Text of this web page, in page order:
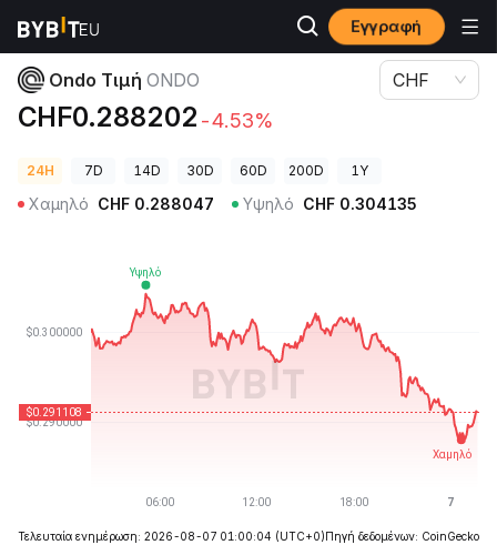
Εγγραφή
Τιμές Κρυπτονομισμάτων Ondo Τιμή ONDO
Ondo Τιμή ONDO
CHF0.288202 -4.53%
CHF
24H 7D 14D 30D 60D 200D 1Y
Χαμηλό CHF 0.288047 Υψηλό CHF 0.304135
Τελευταία ενημέρωση: 2026-08-07 01:00:04 (UTC+0)Πηγή δεδομένων: CoinGecko